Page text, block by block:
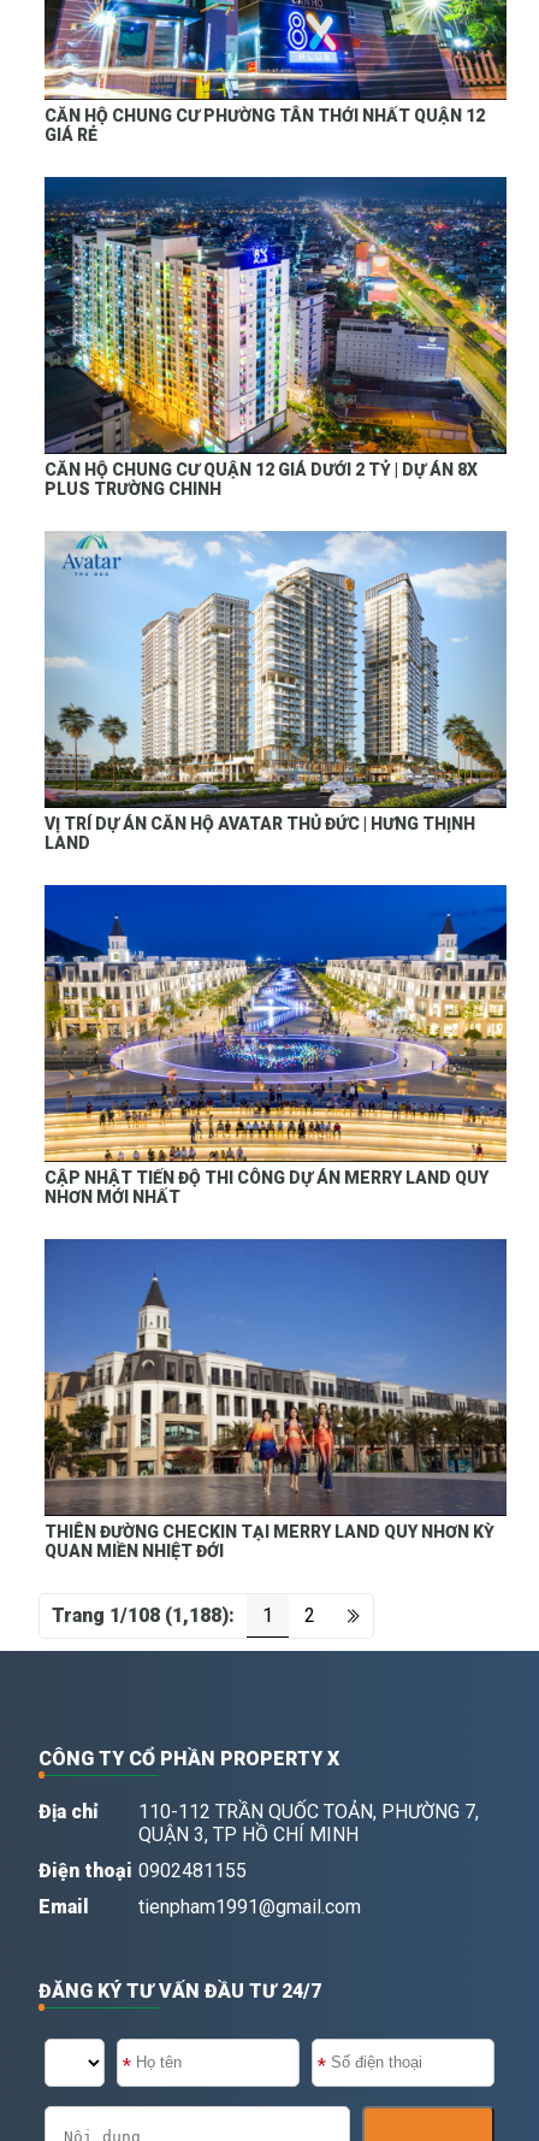
CĂN HỘ CHUNG CƯ PHƯỜNG TÂN THỚI NHẤT QUẬN 12
GIÁ RẺ
CĂN HỘ CHUNG CƯ QUẬN 12 GIÁ DƯỚI 2 TỶ | DỰ ÁN 8X
PLUS TRƯỜNG CHINH
VỊ TRÍ DỰ ÁN CĂN HỘ AVATAR THỦ ĐỨC | HƯNG THỊNH
LAND
CẬP NHẬT TIẾN ĐỘ THI CÔNG DỰ ÁN MERRY LAND QUY
NHƠN MỚI NHẤT
THIÊN ĐƯỜNG CHECKIN TẠI MERRY LAND QUY NHƠN KỲ
QUAN MIỀN NHIỆT ĐỚI
Trang 1/108 (1,188): 1 2
CÔNG TY CỔ PHẦN PROPERTY X
Địa chỉ
110-112 TRẦN QUỐC TOẢN, PHƯỜNG 7,
QUẬN 3, TP HỒ CHÍ MINH
Điện thoại 0902481155
Email
tienpham1991@gmail.com
ĐĂNG KÝ TƯ VẤN ĐẦU TƯ 24/7